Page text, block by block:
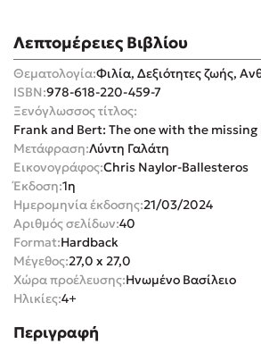
Δανάη Δεληγεώργη
Πάνω, κάτω,
Mel Robbins
Λεπτομέρειες Βιβλίου
Θεματολογία:Φιλία, Δεξιότητες ζωής,
ISBN:978-618-220-459-7
Ξενόγλωσσος τίτλος:
Frank and Bert: The one with the
Μετάφραση:Λύντη Γαλάτη
Εικονογράφος:Chris Naylor-Ballesteros
Έκδοση:1η
Ημερομηνία έκδοσης:21/03/2024
Αριθμός σελίδων:40
Format:Hardback
Μέγεθος:27,0 x 27,0
Χώρα προέλευσης:Ηνωμένο Βασίλειο
Ηλικίες:4+
Περιγραφή